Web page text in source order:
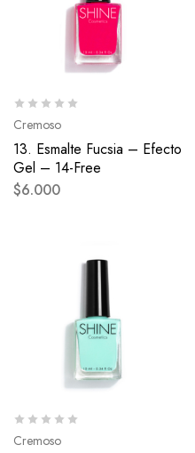
Cremoso
13. Esmalte Fucsia – Efecto
Gel – 14-Free
$6.000
Cremoso